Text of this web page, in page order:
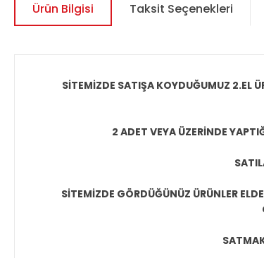
Ürün Bilgisi Taksit Seçenekleri
SİTEMİZDE SATIŞA KOYDUĞUMUZ 2.EL
2 ADET VEYA ÜZERİNDE
SİTEMİZDE GÖRDÜĞÜNÜZ ÜRÜNLER